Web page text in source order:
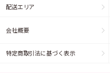
配送エリア
会社概要
特定商取引法に基づく表示